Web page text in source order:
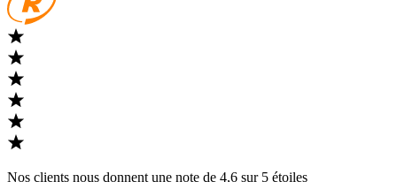
Nos clients nous donnent une note de 4,6 sur 5 étoiles